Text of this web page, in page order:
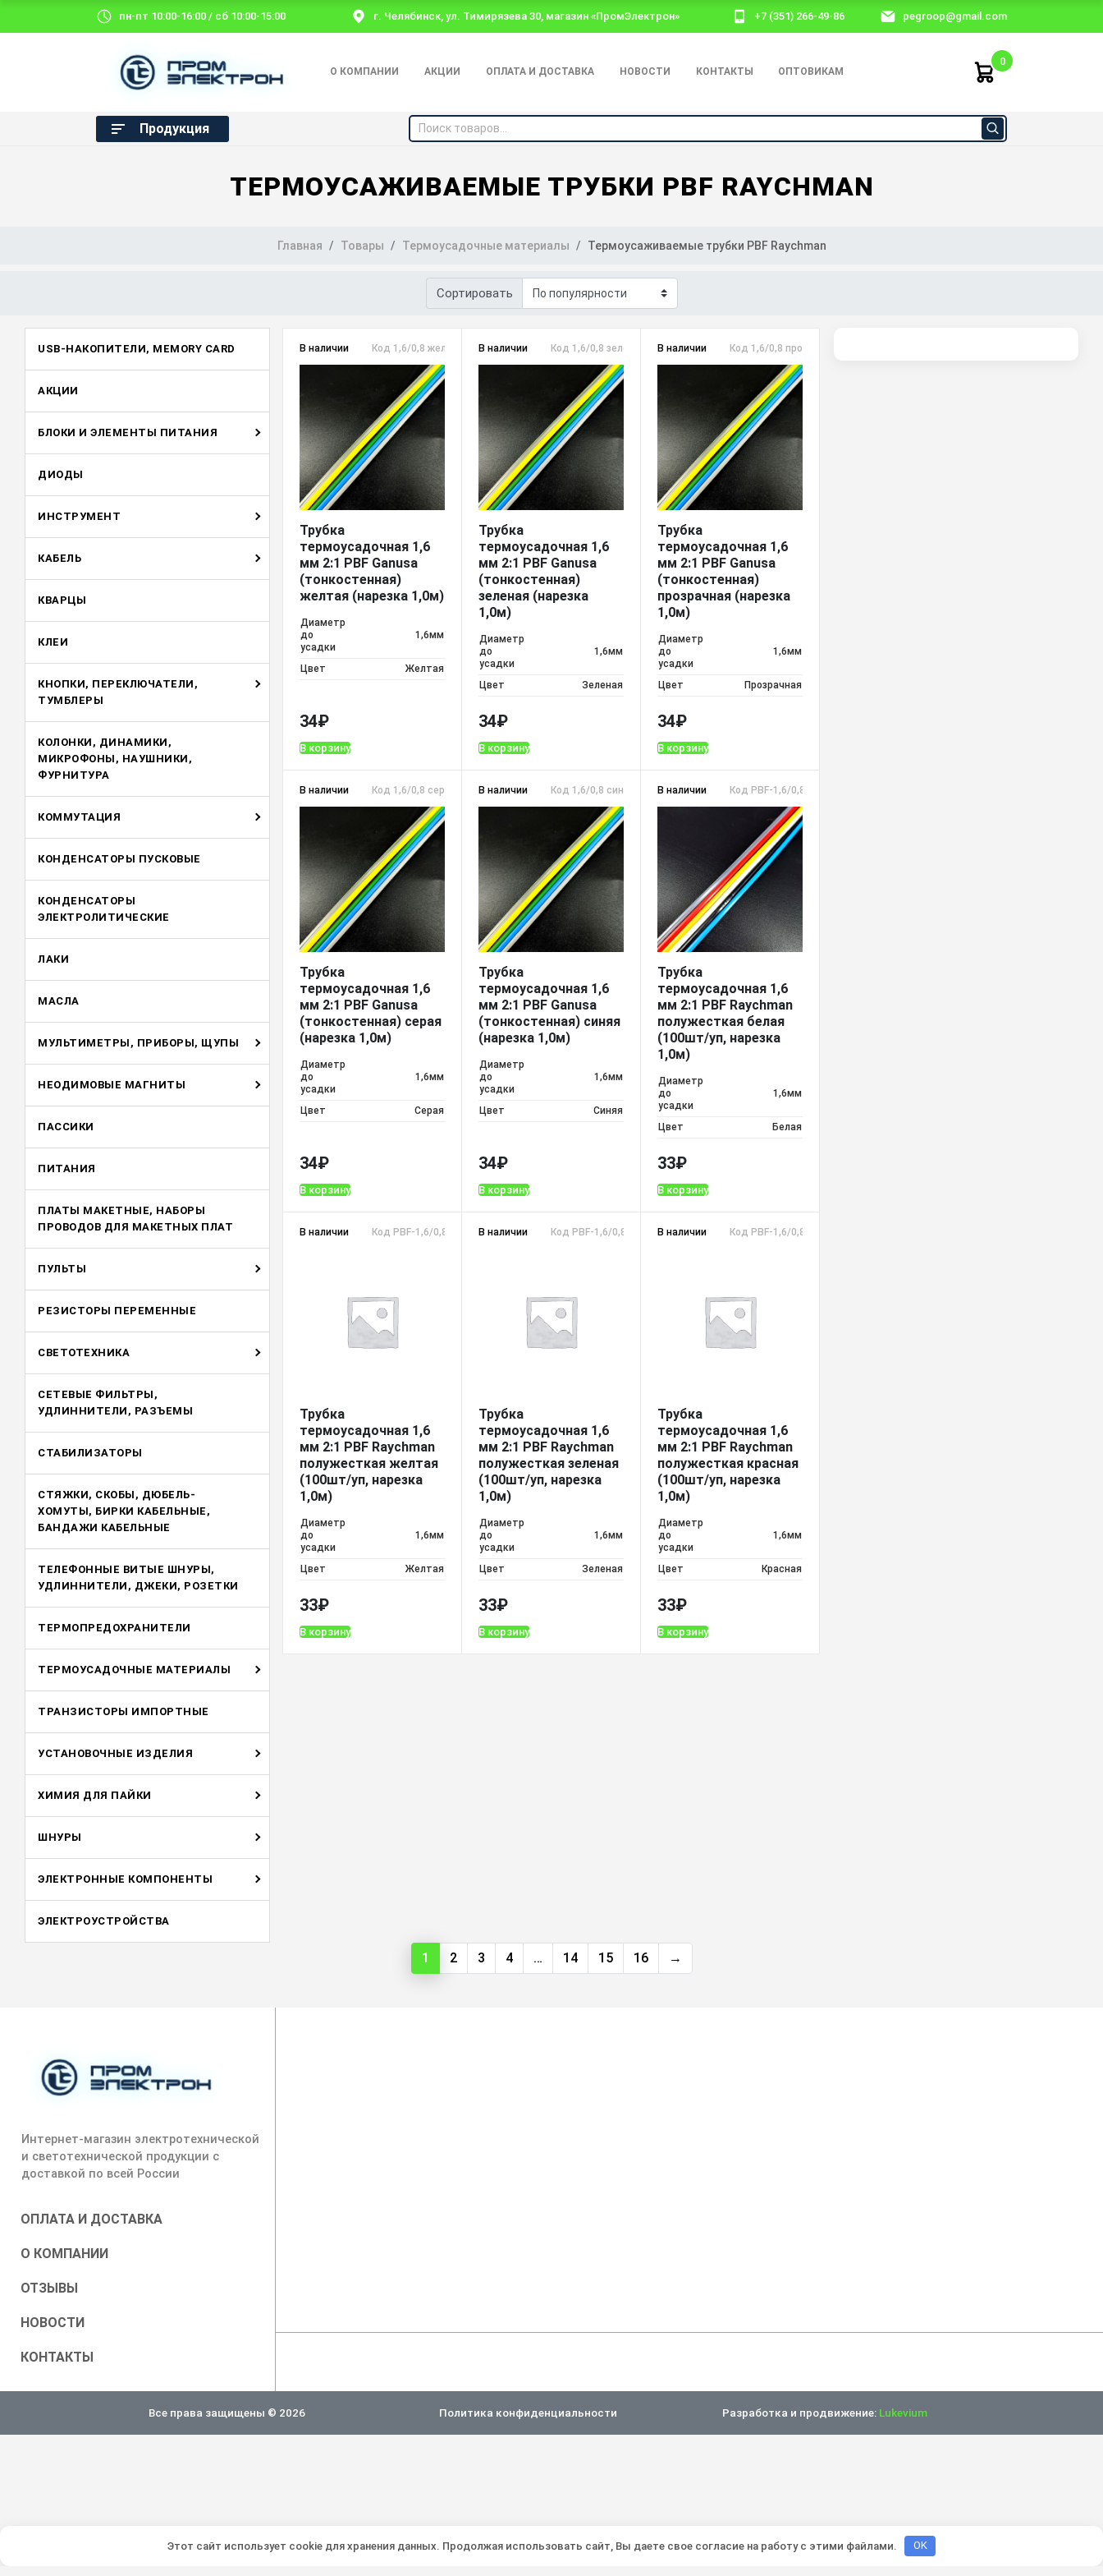
пн-пт 10:00-16:00 / сб 10:00-15:00 г. Челябинск, ул. Тимирязева 30, магазин «ПромЭлектрон» +7 (351) 266-49-86 pegroop@gmail.com
О КОМПАНИИ АКЦИИ ОПЛАТА И ДОСТАВКА НОВОСТИ КОНТАКТЫ ОПТОВИКАМ
0
Продукция
ТЕРМОУСАЖИВАЕМЫЕ ТРУБКИ PBF RAYCHMAN
Главная Товары Термоусадочные материалы Термоусаживаемые трубки PBF Raychman
Сортировать
USB-НАКОПИТЕЛИ, MEMORY CARD
АКЦИИ
БЛОКИ И ЭЛЕМЕНТЫ ПИТАНИЯ
ДИОДЫ
ИНСТРУМЕНТ
КАБЕЛЬ
КВАРЦЫ
КЛЕИ
КНОПКИ, ПЕРЕКЛЮЧАТЕЛИ,
ТУМБЛЕРЫ
КОЛОНКИ, ДИНАМИКИ,
МИКРОФОНЫ, НАУШНИКИ,
ФУРНИТУРА
КОММУТАЦИЯ
КОНДЕНСАТОРЫ ПУСКОВЫЕ
КОНДЕНСАТОРЫ
ЭЛЕКТРОЛИТИЧЕСКИЕ
ЛАКИ
МАСЛА
МУЛЬТИМЕТРЫ, ПРИБОРЫ, ЩУПЫ
НЕОДИМОВЫЕ МАГНИТЫ
ПАССИКИ
ПИТАНИЯ
ПЛАТЫ МАКЕТНЫЕ, НАБОРЫ
ПРОВОДОВ ДЛЯ МАКЕТНЫХ ПЛАТ
ПУЛЬТЫ
РЕЗИСТОРЫ ПЕРЕМЕННЫЕ
СВЕТОТЕХНИКА
СЕТЕВЫЕ ФИЛЬТРЫ,
УДЛИННИТЕЛИ, РАЗЪЕМЫ
СТАБИЛИЗАТОРЫ
СТЯЖКИ, СКОБЫ, ДЮБЕЛЬ-
ХОМУТЫ, БИРКИ КАБЕЛЬНЫЕ,
БАНДАЖИ КАБЕЛЬНЫЕ
ТЕЛЕФОННЫЕ ВИТЫЕ ШНУРЫ,
УДЛИННИТЕЛИ, ДЖЕКИ, РОЗЕТКИ
ТЕРМОПРЕДОХРАНИТЕЛИ
ТЕРМОУСАДОЧНЫЕ МАТЕРИАЛЫ
ТРАНЗИСТОРЫ ИМПОРТНЫЕ
УСТАНОВОЧНЫЕ ИЗДЕЛИЯ
ХИМИЯ ДЛЯ ПАЙКИ
ШНУРЫ
ЭЛЕКТРОННЫЕ КОМПОНЕНТЫ
ЭЛЕКТРОУСТРОЙСТВА
В наличии Код 1,6/0,8 желтая
Трубка
термоусадочная 1,6
мм 2:1 PBF Ganusa
(тонкостенная)
желтая (нарезка 1,0м)
Диаметр
до
усадки
1,6мм
Цвет Желтая
34₽
В корзину
В наличии Код 1,6/0,8 зеленая
Трубка
термоусадочная 1,6
мм 2:1 PBF Ganusa
(тонкостенная)
зеленая (нарезка
1,0м)
Диаметр
до
усадки
1,6мм
Цвет Зеленая
34₽
В корзину
В наличии Код 1,6/0,8 прозрачная
Трубка
термоусадочная 1,6
мм 2:1 PBF Ganusa
(тонкостенная)
прозрачная (нарезка
1,0м)
Диаметр
до
усадки
1,6мм
Цвет Прозрачная
34₽
В корзину
В наличии Код 1,6/0,8 серая
Трубка
термоусадочная 1,6
мм 2:1 PBF Ganusa
(тонкостенная) серая
(нарезка 1,0м)
Диаметр
до
усадки
1,6мм
Цвет Серая
34₽
В корзину
В наличии Код 1,6/0,8 синяя
Трубка
термоусадочная 1,6
мм 2:1 PBF Ganusa
(тонкостенная) синяя
(нарезка 1,0м)
Диаметр
до
усадки
1,6мм
Цвет Синяя
34₽
В корзину
В наличии Код PBF-1,6/0,8 белая
Трубка
термоусадочная 1,6
мм 2:1 PBF Raychman
полужесткая белая
(100шт/уп, нарезка
1,0м)
Диаметр
до
усадки
1,6мм
Цвет Белая
33₽
В корзину
В наличии Код PBF-1,6/0,8 желтая
Трубка
термоусадочная 1,6
мм 2:1 PBF Raychman
полужесткая желтая
(100шт/уп, нарезка
1,0м)
Диаметр
до
усадки
1,6мм
Цвет Желтая
33₽
В корзину
В наличии Код PBF-1,6/0,8 зеленая
Трубка
термоусадочная 1,6
мм 2:1 PBF Raychman
полужесткая зеленая
(100шт/уп, нарезка
1,0м)
Диаметр
до
усадки
1,6мм
Цвет Зеленая
33₽
В корзину
В наличии Код PBF-1,6/0,8 красная
Трубка
термоусадочная 1,6
мм 2:1 PBF Raychman
полужесткая красная
(100шт/уп, нарезка
1,0м)
Диаметр
до
усадки
1,6мм
Цвет Красная
33₽
В корзину
1 2 3 4 … 14 15 16 →
Интернет-магазин электротехнической
и светотехнической продукции с
доставкой по всей России
ОПЛАТА И ДОСТАВКА
О КОМПАНИИ
ОТЗЫВЫ
НОВОСТИ
КОНТАКТЫ
Все права защищены © 2026 Политика конфиденциальности Разработка и продвижение: Lukevium
Этот сайт использует cookie для хранения данных. Продолжая использовать сайт, Вы даете свое согласие на работу с этими файлами. OK